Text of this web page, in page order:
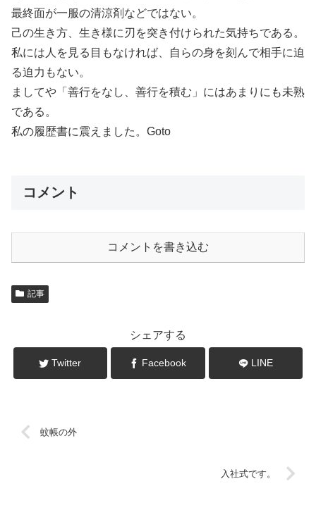
最終面が一服の清涼剤などではない。
己の生き方、生き様に刃を突き付けられた気持ちである。
私には人を見る目もなければ、自らの身を刻んで相手に迫
る迫力もない。
ましてや「善行をなし、善行を積む」にはあまりにも未熟
である。
私の履歴書に震えました。Goto
コメント
コメントを書き込む
記事
シェアする
Twitter Facebook LINE
蚊帳の外
入社式です。